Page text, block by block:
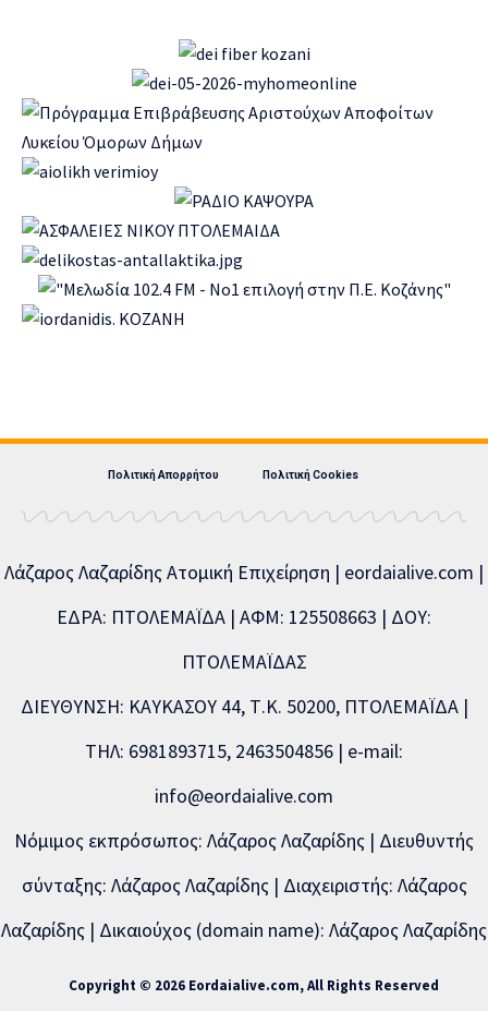
Πολιτική Απορρήτου Πολιτική Cookies
Λάζαρος Λαζαρίδης Ατομική Επιχείρηση | eordaialive.com |
ΕΔΡΑ: ΠΤΟΛΕΜΑΪΔΑ | ΑΦΜ: 125508663 | ΔΟΥ:
ΠΤΟΛΕΜΑΪΔΑΣ
ΔΙΕΥΘΥΝΣΗ: ΚΑΥΚΑΣΟΥ 44, Τ.Κ. 50200, ΠΤΟΛΕΜΑΪΔΑ |
ΤΗΛ: 6981893715, 2463504856 | e-mail:
info@eordaialive.com
Νόμιμος εκπρόσωπος: Λάζαρος Λαζαρίδης | Διευθυντής
σύνταξης: Λάζαρος Λαζαρίδης | Διαχειριστής: Λάζαρος
Λαζαρίδης | Δικαιούχος (domain name): Λάζαρος Λαζαρίδης
Copyright © 2026 Eordaialive.com, All Rights Reserved